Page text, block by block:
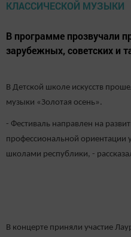
В программе прозвучали
зарубежных, советских и
В Детской школе искусств
музыки «Золотая осень».
- Фестиваль направлен на
профессиональной
школами республики, -
В концерте приняли участие